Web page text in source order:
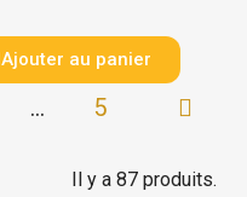
Ajouter au panier
… 5
Il y a 87 produits.